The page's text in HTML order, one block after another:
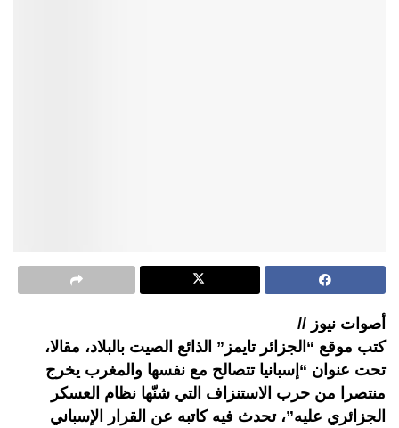
أصوات نيوز //
كتب موقع “الجزائر تايمز” الذائع الصيت بالبلاد، مقالا،
تحت عنوان “إسبانيا تتصالح مع نفسها والمغرب يخرج
منتصرا من حرب الاستنزاف التي شنّها نظام العسكر
الجزائري عليه”، تحدث فيه كاتبه عن القرار الإسباني